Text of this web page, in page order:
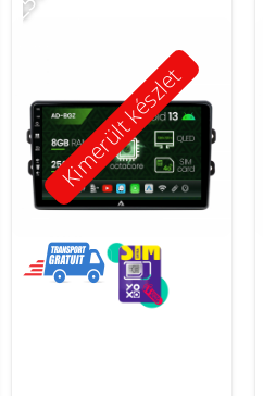
Kimerült készlet